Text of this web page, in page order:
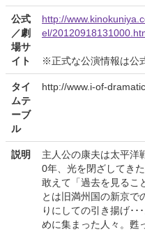
公式
／劇
場サ
イト
http://
el/
※正式な公演情報は公
タイ
ムテ
ーブ
ル
http://www.i-of-
説明
主人公の康夫は太平洋
0年、光を閉ざしてき
敢えて「過去を見るこ
とは旧満州国の新京で
りにしての引き揚げ･･
めに集まった人々。甦